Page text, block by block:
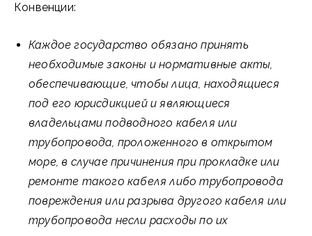
Конвенции:
Каждое государство обязано принять
необходимые законы и нормативные акты,
обеспечивающие, чтобы лица, находящиеся
под его юрисдикцией и являющиеся
владельцами подводного кабеля или
трубопровода, проложенного в открытом
море, в случае причинения при прокладке или
ремонте такого кабеля либо трубопровода
повреждения или разрыва другого кабеля или
трубопровода несли расходы по их